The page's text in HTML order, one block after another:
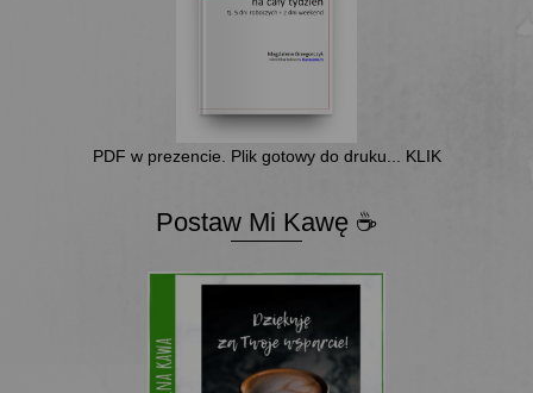
PDF w prezencie. Plik gotowy do druku... KLIK
Postaw Mi Kawę ☕